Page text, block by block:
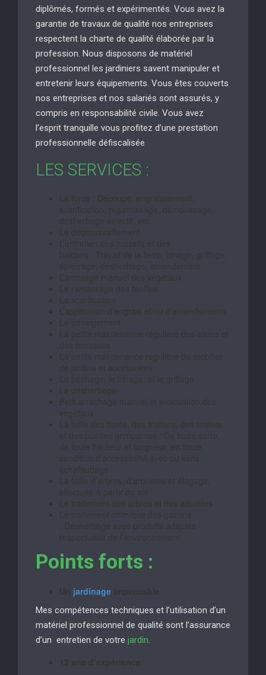
diplômés, formés et expérimentés. Vous avez la
garantie de travaux de qualité nos entreprises
respectent la charte de qualité élaborée par la
profession. Nous disposons de matériel
professionnel les jardiniers savent manipuler et
entretenir leurs équipements. Vous êtes couverts
nos entreprises et nos salariés sont assurés, y
compris en responsabilité civile. Vous avez
l’esprit tranquille vous profitez d’une prestation
professionnelle défiscalisée
LES SERVICES :
Points forts :
jardinage
Mes compétences techniques et l’utilisation d’un
matériel professionnel de qualité sont l’assurance
d’un entretien de votre jardin.